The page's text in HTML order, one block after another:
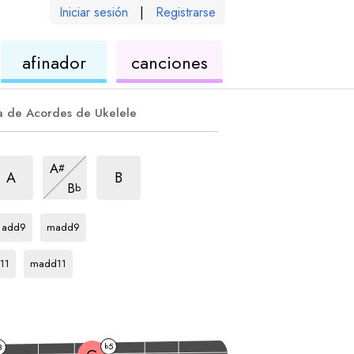
Iniciar sesión | Registrarse
afinadorukelelecanciones
de Acordes de Ukelele
A
A#
arpegio
Bb
dim7
B
C#
add9
madd9
madd11
b5